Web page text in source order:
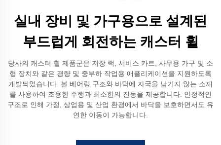
실내 장비 및 가구용으로 설계된
부드럽게 회전하는 캐스터 휠
당사의 캐스터 휠 제품군은 저장 랙, 서비스 카트, 사무용 가구 및 소
형 장치와 같은 경량 및 중부하 작업용 애플리케이션을 지원하도록
개발되었습니다. 볼 베어링 구조와 바닥에 자국을 남기지 않는 소재
를 사용하여 조용한 주행과 최소한의 진동을 제공합니다. 안정적인
구조로 인해 가정, 상업용 및 산업 환경에서 바닥을 보호하면서도 유
연한 이동이 가능합니다.